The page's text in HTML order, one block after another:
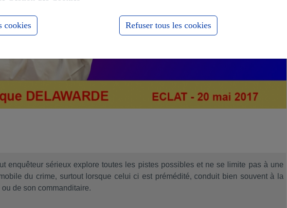
enquêteur sérieux explore toutes les pistes possibles et ne se limite pas à une
du crime, surtout lorsque celui ci est prémédité, conduit bien souvent à la
de son commanditaire.
cookies Refuser tous les cookies